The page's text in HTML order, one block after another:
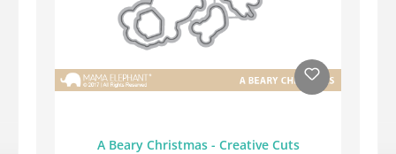
A Beary Christmas - Creative Cuts